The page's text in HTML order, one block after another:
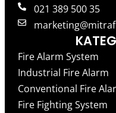
021 389 500 35
Fire Alarm System
Industrial Fire Alarm
Conventional Fire
Fire Fighting System